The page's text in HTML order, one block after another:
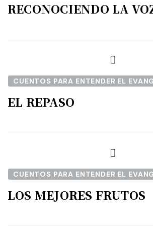
RECONOCIENDO LA
CUENTOS PARA ENTENDER EL
EL REPASO
CUENTOS PARA ENTENDER EL
LOS MEJORES FRUTOS